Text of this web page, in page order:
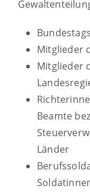
Mitglieder
Mitglieder
Beamte
Länder